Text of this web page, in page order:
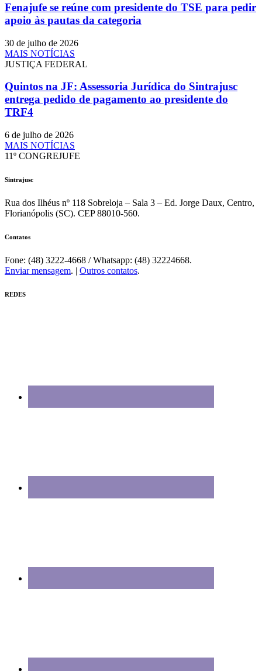
Fenajufe se reúne com presidente do TSE para pedir
apoio às pautas da categoria
30 de julho de 2026
MAIS NOTÍCIAS
JUSTIÇA FEDERAL
Quintos na JF: Assessoria Jurídica do Sintrajusc
entrega pedido de pagamento ao presidente do
TRF4
6 de julho de 2026
MAIS NOTÍCIAS
11º CONGREJUFE
Sintrajusc
Rua dos Ilhéus nº 118 Sobreloja – Sala 3 – Ed. Jorge Daux, Centro,
Florianópolis (SC). CEP 88010-560.
Contatos
Fone: (48) 3222-4668 / Whatsapp: (48) 32224668.
Enviar mensagem. | Outros contatos.
REDES